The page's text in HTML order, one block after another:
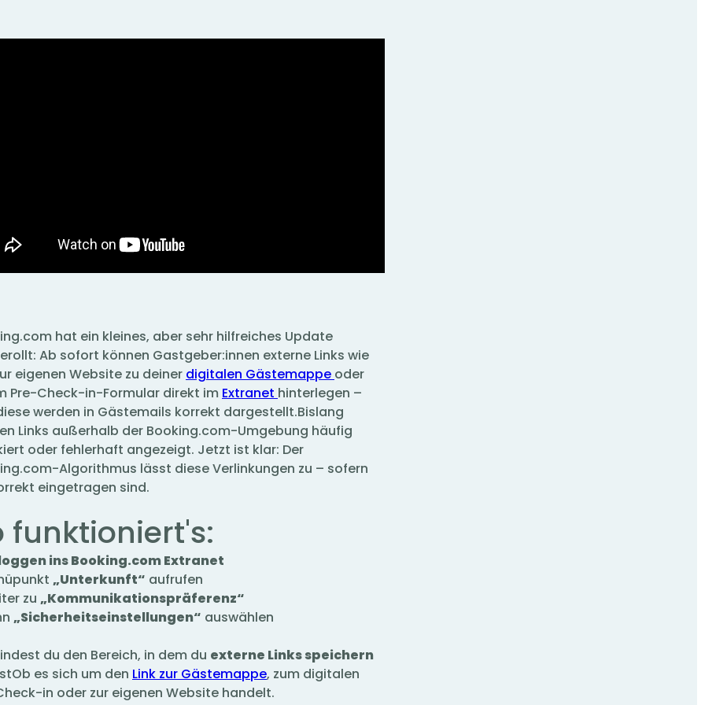
hat ein kleines, aber sehr hilfreiches Update
Ab sofort können Gastgeber:innen externe Links wie
eigenen Website zu deiner digitalen Gästemappe oder
Pre-Check-in-Formular direkt im Extranet hinterlegen –
werden in Gästemails korrekt dargestellt.Bislang
Links außerhalb der Booking.com-Umgebung häufig
oder fehlerhaft angezeigt. Jetzt ist klar: Der
Algorithmus lässt diese Verlinkungen zu – sofern
eingetragen sind.
funktioniert's:
ins Booking.com Extranet
„Unterkunft“ aufrufen
zu „Kommunikationspräferenz“
„Sicherheitseinstellungen“ auswählen
du den Bereich, in dem du externe Links speichern
es sich um den Link zur Gästemappe, zum digitalen
in oder zur eigenen Website handelt.